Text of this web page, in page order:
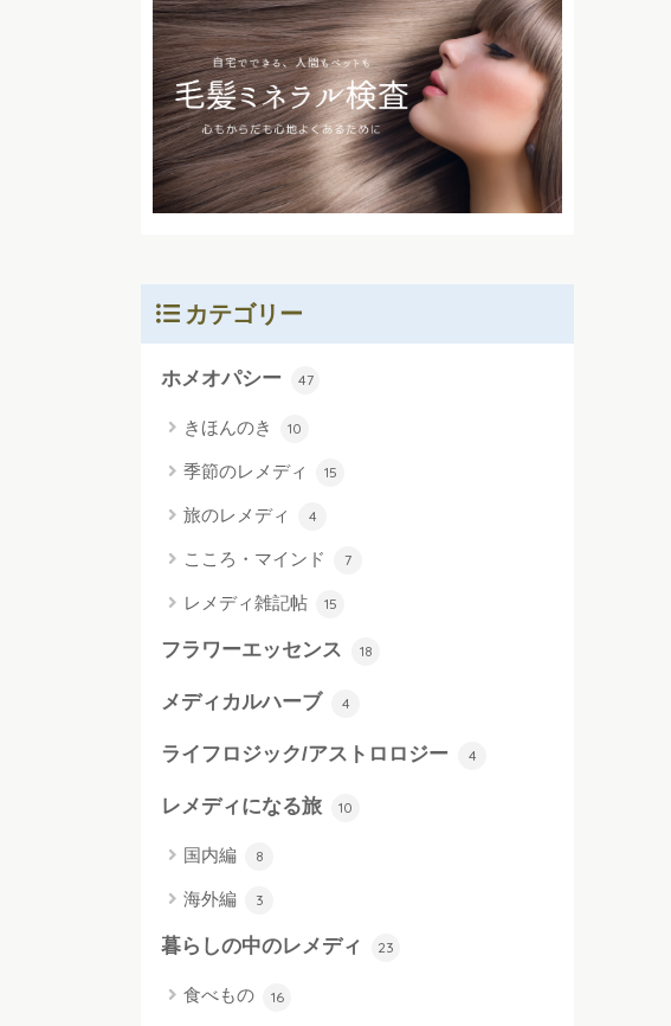
カテゴリー
ホメオパシー 47
きほんのき 10
季節のレメディ 15
旅のレメディ 4
こころ・マインド 7
レメディ雑記帖 15
フラワーエッセンス 18
メディカルハーブ 4
ライフロジック/アストロロジー 4
レメディになる旅 10
国内編 8
海外編 3
暮らしの中のレメディ 23
食べもの 16